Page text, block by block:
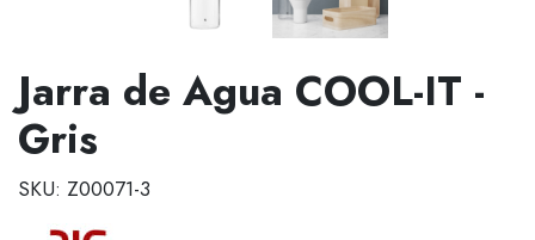
Jarra de Agua COOL-IT -
Gris
SKU: Z00071-3